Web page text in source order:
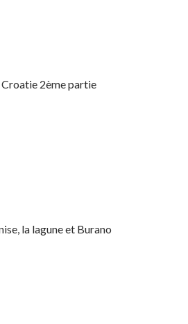
2ème partie
la lagune et Burano